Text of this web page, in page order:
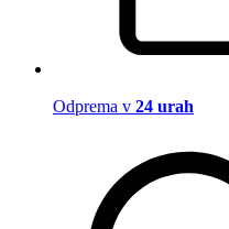
Odprema v 24 urah